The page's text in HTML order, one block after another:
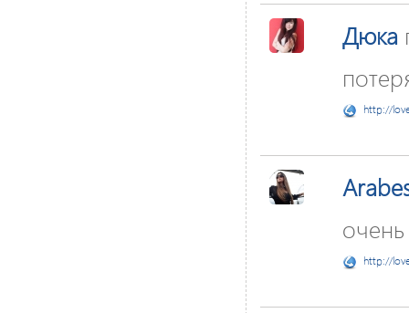
Дюка
http://
http://